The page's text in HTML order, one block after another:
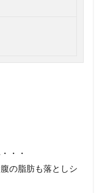
・・
の脂肪も落としシ